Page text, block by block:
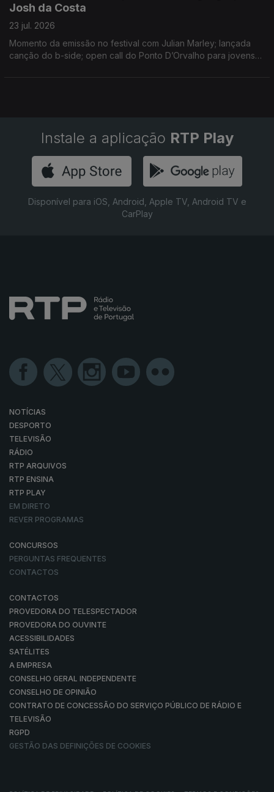
Josh da Costa
23 jul. 2026
Momento da emissão no festival com Julian Marley; lançada
canção do b-side; open call do Ponto D’Orvalho para jovens
Instale a aplicação RTP Play
Disponível para iOS, Android, Apple TV, Android TV e
CarPlay
NOTÍCIAS
DESPORTO
TELEVISÃO
RÁDIO
RTP ARQUIVOS
RTP ENSINA
RTP PLAY
EM DIRETO
REVER PROGRAMAS
CONCURSOS
PERGUNTAS FREQUENTES
CONTACTOS
CONTACTOS
PROVEDORA DO TELESPECTADOR
PROVEDORA DO OUVINTE
ACESSIBILIDADES
SATÉLITES
A EMPRESA
CONSELHO GERAL INDEPENDENTE
CONSELHO DE OPINIÃO
CONTRATO DE CONCESSÃO DO SERVIÇO PÚBLICO DE RÁDIO E
TELEVISÃO
RGPD
GESTÃO DAS DEFINIÇÕES DE COOKIES